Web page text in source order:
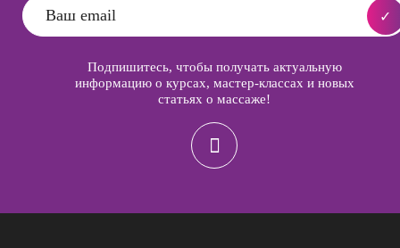
Подпишитесь, чтобы получать актуальную
информацию о курсах, мастер-классах и новых
статьях о массаже!